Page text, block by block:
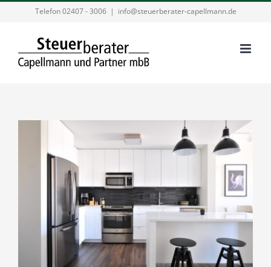
Telefon 02407 - 3006 | info@steuerberater-capellmann.de